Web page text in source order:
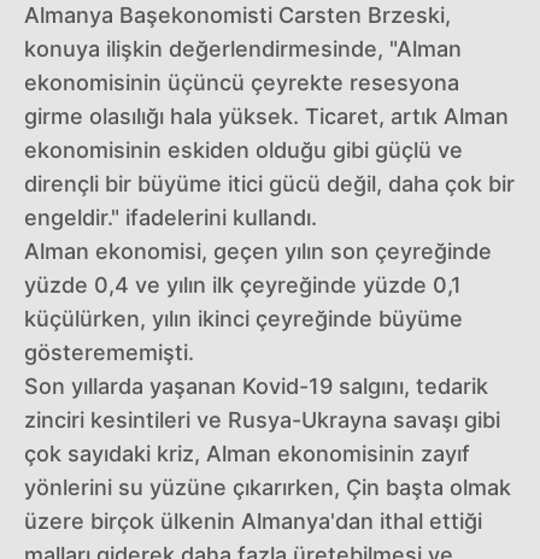
Almanya Başekonomisti Carsten Brzeski,
konuya ilişkin değerlendirmesinde, "Alman
ekonomisinin üçüncü çeyrekte resesyona
girme olasılığı hala yüksek. Ticaret, artık Alman
ekonomisinin eskiden olduğu gibi güçlü ve
dirençli bir büyüme itici gücü değil, daha çok bir
engeldir." ifadelerini kullandı.
Alman ekonomisi, geçen yılın son çeyreğinde
yüzde 0,4 ve yılın ilk çeyreğinde yüzde 0,1
küçülürken, yılın ikinci çeyreğinde büyüme
gösterememişti.
Son yıllarda yaşanan Kovid-19 salgını, tedarik
zinciri kesintileri ve Rusya-Ukrayna savaşı gibi
çok sayıdaki kriz, Alman ekonomisinin zayıf
yönlerini su yüzüne çıkarırken, Çin başta olmak
üzere birçok ülkenin Almanya'dan ithal ettiği